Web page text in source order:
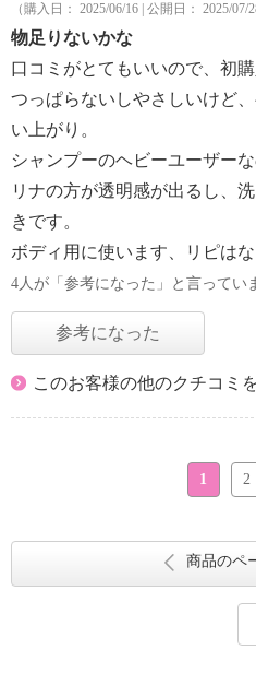
（購入日： 2025/06/16 | 公開日： 2025/07/
物足りないかな
口コミがとてもいいので、初購
つっぱらないしやさしいけど
い上がり。
シャンプーのヘビーユーザー
リナの方が透明感が出るし、
きです。
ボディ用に使います、リピはな
4人が「参考になった」と言ってい
参考になった
このお客様の他のクチコミ
1 2
商品のペ